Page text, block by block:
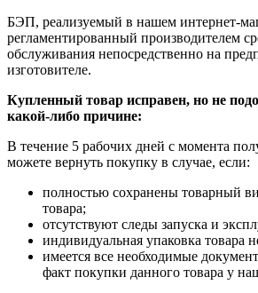
БЭП, реализуемый в нашем интернет-
регламентированный производителем
обслуживания непосредственно на
изготовителе.
Купленный товар исправен, но не
какой-либо причине:
В течение 5 рабочих дней с момента
можете вернуть покупку в случае, если:
полностью сохранены товарный
товара;
отсутствуют следы запуска и
индивидуальная упаковка товара
имеется все необходимые
факт покупки данного товара у